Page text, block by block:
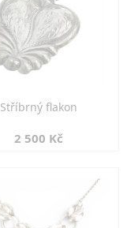
Stříbrný flakon
2 500 Kč